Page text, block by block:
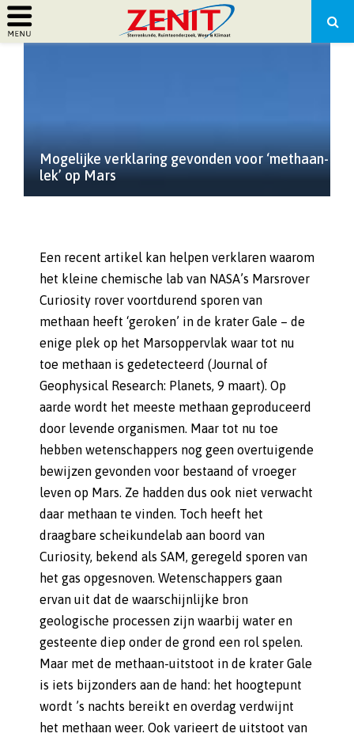
PRIMARY
Mogelijke verklaring gevonden voor ‘methaan-
lek’ op Mars
Een recent artikel kan helpen verklaren waarom
het kleine chemische lab van NASA’s Marsrover
Curiosity rover voortdurend sporen van
methaan heeft ‘geroken’ in de krater Gale – de
enige plek op het Marsoppervlak waar tot nu
toe methaan is gedetecteerd (Journal of
Geophysical Research: Planets, 9 maart). Op
aarde wordt het meeste methaan geproduceerd
door levende organismen. Maar tot nu toe
hebben wetenschappers nog geen overtuigende
bewijzen gevonden voor bestaand of vroeger
leven op Mars. Ze hadden dus ook niet verwacht
daar methaan te vinden. Toch heeft het
draagbare scheikundelab aan boord van
Curiosity, bekend als SAM, geregeld sporen van
het gas opgesnoven. Wetenschappers gaan
ervan uit dat de waarschijnlijke bron
geologische processen zijn waarbij water en
gesteente diep onder de grond een rol spelen.
Maar met de methaan-uitstoot in de krater Gale
is iets bijzonders aan de hand: het hoogtepunt
wordt ’s nachts bereikt en overdag verdwijnt
het methaan weer. Ook varieert de uitstoot van